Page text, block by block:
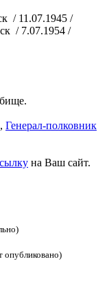
/ 11.07.1945 /
/ 7.07.1954 /
, Генерал-полковник
на Ваш сайт.
опубликовано)